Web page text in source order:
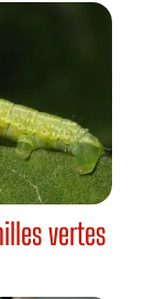
vertes